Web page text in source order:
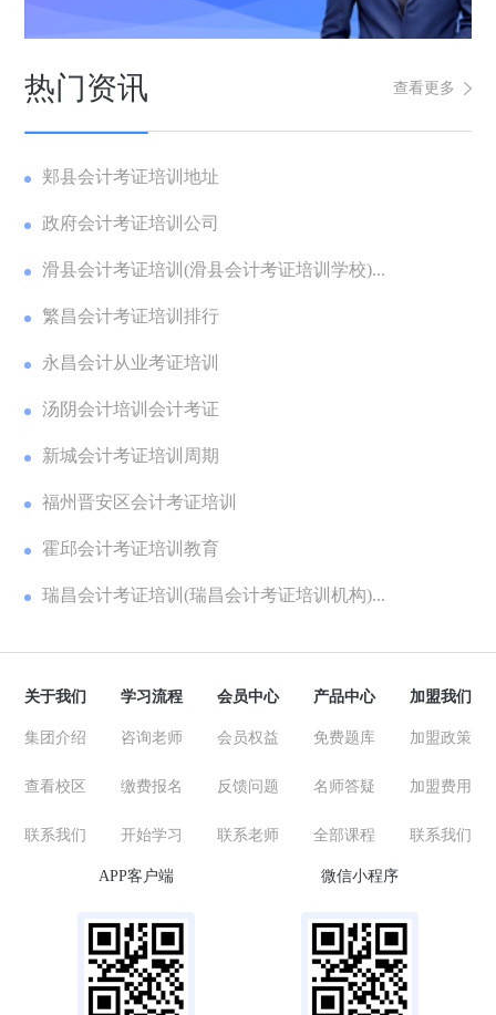
热门资讯 查看更多
郏县会计考证培训地址
政府会计考证培训公司
滑县会计考证培训(滑县会计考证培训学校)...
繁昌会计考证培训排行
永昌会计从业考证培训
汤阴会计培训会计考证
新城会计考证培训周期
福州晋安区会计考证培训
霍邱会计考证培训教育
瑞昌会计考证培训(瑞昌会计考证培训机构)...
关于我们
集团介绍
查看校区
联系我们
学习流程
咨询老师
缴费报名
开始学习
会员中心
会员权益
反馈问题
联系老师
产品中心
免费题库
名师答疑
全部课程
加盟我们
加盟政策
加盟费用
联系我们
APP客户端 微信小程序